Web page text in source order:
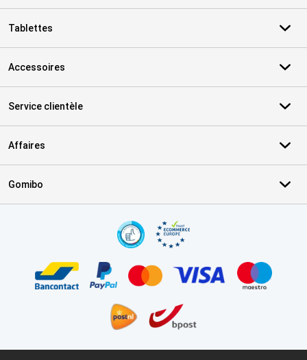
Tablettes
Accessoires
Service clientèle
Affaires
Gomibo